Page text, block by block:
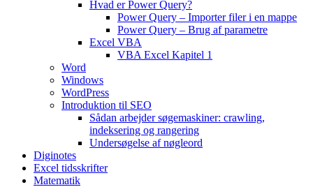
Hvad er Power Query?
Power Query – Importer filer i en mappe
Power Query – Brug af parametre
Excel VBA
VBA Excel Kapitel 1
Word
Windows
WordPress
Introduktion til SEO
Sådan arbejder søgemaskiner: crawling,
indeksering og rangering
Undersøgelse af nøgleord
Diginotes
Excel tidsskrifter
Matematik